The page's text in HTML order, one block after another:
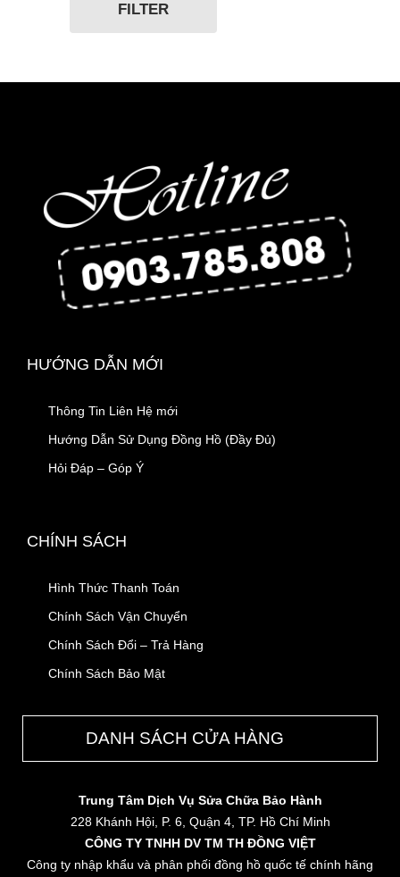
FILTER
HƯỚNG DẪN MỚI
Thông Tin Liên Hệ mới
Hướng Dẫn Sử Dụng Đồng Hồ (Đầy Đủ)
Hỏi Đáp – Góp Ý
CHÍNH SÁCH
Hình Thức Thanh Toán
Chính Sách Vận Chuyển
Chính Sách Đổi – Trả Hàng
Chính Sách Bảo Mật
DANH SÁCH CỬA HÀNG
Trung Tâm Dịch Vụ Sửa Chữa Bảo Hành
228 Khánh Hội, P. 6, Quận 4, TP. Hồ Chí Minh
CÔNG TY TNHH DV TM TH ĐỒNG VIỆT
Công ty nhập khẩu và phân phối đồng hồ quốc tế chính hãng